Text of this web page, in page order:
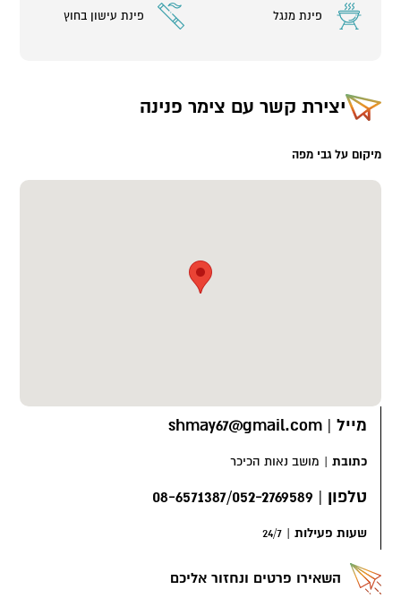
פינת מנגל פינת עישון בחוץ
יצירת קשר עם צימר פנינה
מיקום על גבי מפה
מייל |
shmay67@gmail.com
כתובת | מושב נאות הכיכר
טלפון |
08-6571387/052-2769589
שעות פעילות |
24/7
השאירו פרטים ונחזור אליכם